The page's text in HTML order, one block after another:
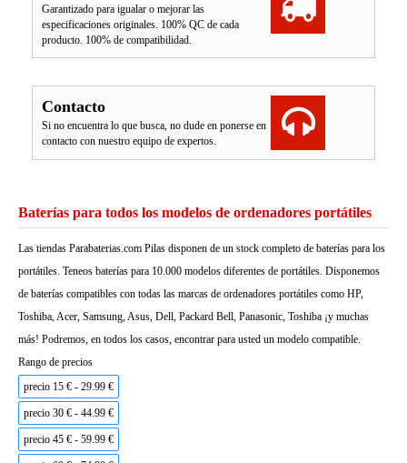
Garantizado para igualar o mejorar las
especificaciones originales. 100% QC de cada
producto. 100% de compatibilidad.
Contacto
Si no encuentra lo que busca, no dude en ponerse en
contacto con nuestro equipo de expertos.
Baterías para todos los modelos de ordenadores portátiles
Las tiendas Parabaterias.com Pilas disponen de un stock completo de baterías para los
portátiles. Teneos baterías para 10.000 modelos diferentes de portátiles. Disponemos
de baterías compatibles con todas las marcas de ordenadores portátiles como HP,
Toshiba, Acer, Samsung, Asus, Dell, Packard Bell, Panasonic, Toshiba ¡y muchas
más! Podremos, en todos los casos, encontrar para usted un modelo compatible.
Rango de precios
precio 15 € - 29.99 €
precio 30 € - 44.99 €
precio 45 € - 59.99 €